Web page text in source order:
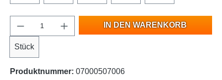
Stück
IN DEN WARENKORB
Produktnummer: 07000507006